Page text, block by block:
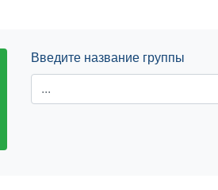
Введите название группы